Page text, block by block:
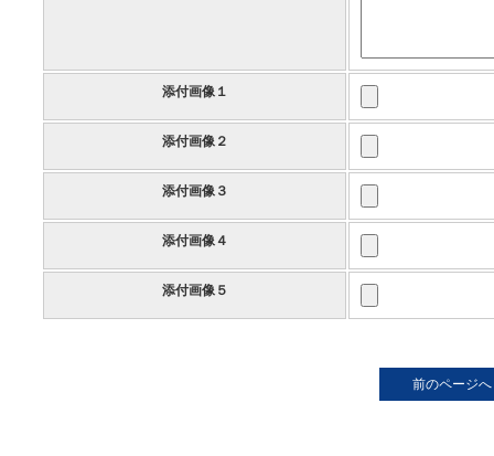
添付画像１
添付画像２
添付画像３
添付画像４
添付画像５
前のページへ